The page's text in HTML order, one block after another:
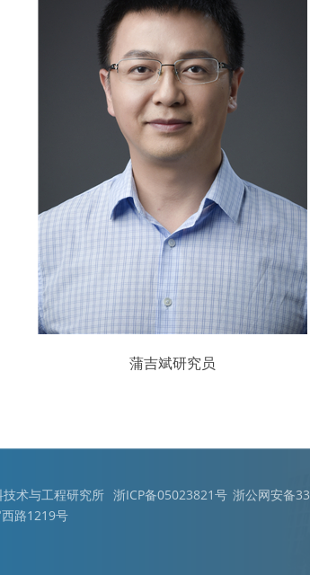
蒲吉斌研究员
术与工程研究所 浙ICP备05023821号 浙公网安备
路1219号